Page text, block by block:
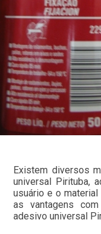
Existem diversos
universal Pirituba,
usuário e o
as vantagens
adesivo universal